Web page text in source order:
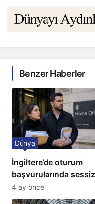
Benzer Haberler
İngiltere’de oturum
başvurularında sessiz
kriz: Büyükelçilikten
açıklama!
Dünya
4 ay önce